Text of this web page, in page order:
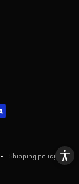
Shipping policy